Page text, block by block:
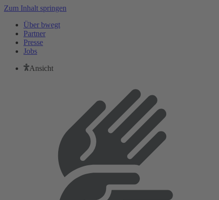
Zum Inhalt springen
Über bwegt
Partner
Presse
Jobs
Ansicht